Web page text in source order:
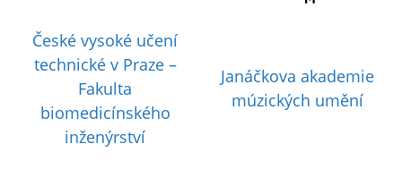
České vysoké učení
technické v Praze –
Fakulta
biomedicínského
inženýrství
Janáčkova akademie
múzických umění